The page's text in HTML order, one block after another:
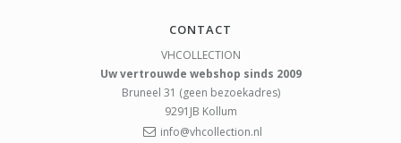
CONTACT
VHCOLLECTION
Uw vertrouwde webshop sinds 2009
Bruneel 31 (geen bezoekadres)
9291JB Kollum
info@vhcollection.nl